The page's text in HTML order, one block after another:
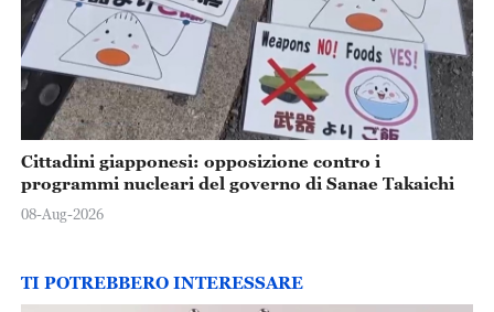
Cittadini giapponesi: opposizione contro i
programmi nucleari del governo di Sanae Takaichi
08-Aug-2026
TI POTREBBERO INTERESSARE